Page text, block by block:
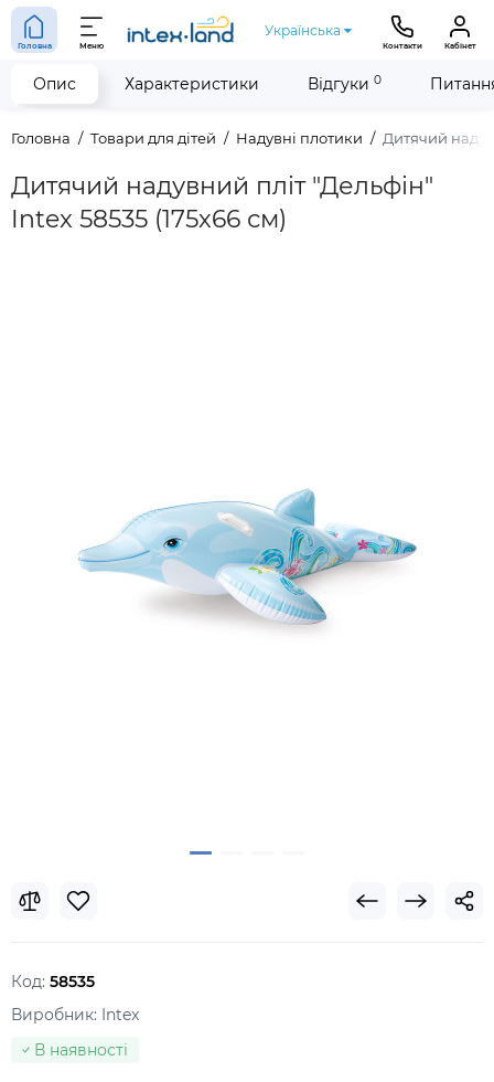
Головна Меню
Українська
Контакти Кабінет
Головна Товари для дітей Надувні плотики Дитячий
Дитячий надувний пліт "Дельфін"
Intex 58535 (175х66 см)
Код: 58535
Виробник: Intex
В наявності
Опис Характеристики Відгуки 0